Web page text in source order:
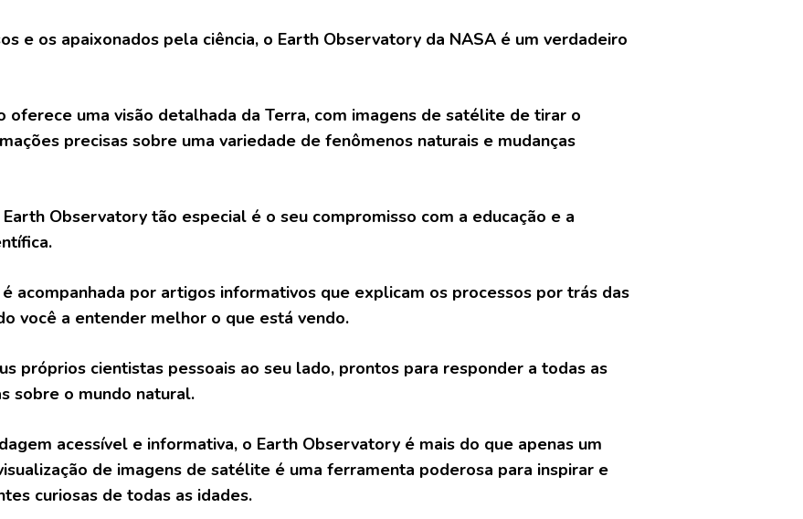
e os apaixonados pela ciência, o Earth Observatory da NASA é um verdadeiro
oferece uma visão detalhada da Terra, com imagens de satélite de tirar o
precisas sobre uma variedade de fenômenos naturais e mudanças
Observatory tão especial é o seu compromisso com a educação e a
é acompanhada por artigos informativos que explicam os processos por trás das
você a entender melhor o que está vendo.
próprios cientistas pessoais ao seu lado, prontos para responder a todas as
sobre o mundo natural.
acessível e informativa, o Earth Observatory é mais do que apenas um
de imagens de satélite é uma ferramenta poderosa para inspirar e
curiosas de todas as idades.